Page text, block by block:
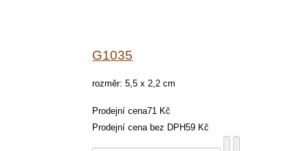
G1035
rozměr: 5,5 x 2,2 cm
Prodejní cena71 Kč
Prodejní cena bez DPH59 Kč